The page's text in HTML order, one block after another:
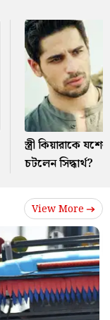
স্ত্রী কিয়ারাকে
চটলেন সিদ্ধার্থ?
View More